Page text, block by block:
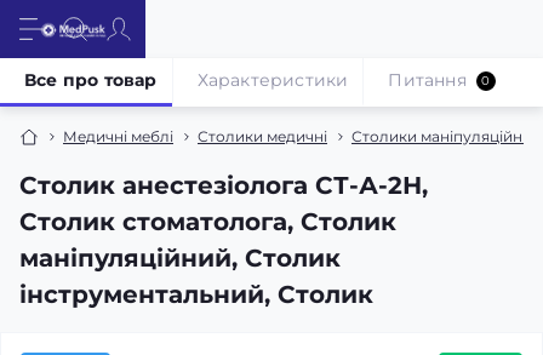
Медичні меблі Столики медичні Столики маніпуляційні,
Столик анестезіолога СТ-А-2Н,
Столик стоматолога, Столик
маніпуляційний, Столик
інструментальний, Столик
Все про товар Характеристики Питання 0